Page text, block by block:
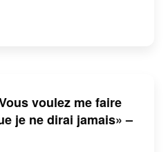
voulez me faire
je ne dirai jamais» –